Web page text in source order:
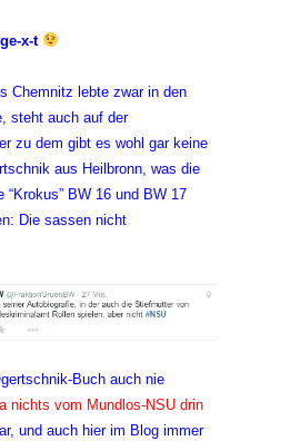
x-t
Chemnitz lebte zwar in den
steht auch auf der
zu dem gibt es wohl gar keine
aus Heilbronn, was die
“Krokus” BW 16 und BW 17
Die sassen nicht
Buch auch nie
nichts vom Mundlos-NSU drin
und auch hier im Blog immer